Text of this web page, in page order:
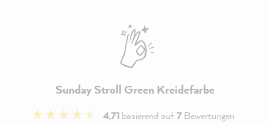
Sunday Stroll Green Kreidefarbe
4,71 basierend auf7Bewertungen